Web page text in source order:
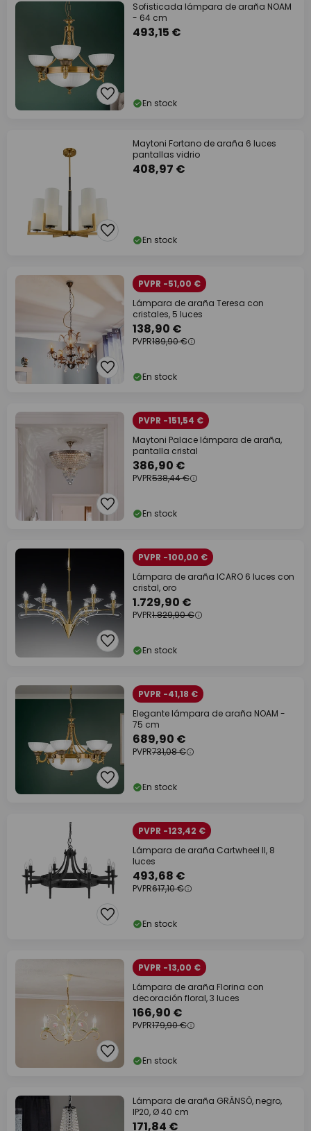
Sofisticada lámpara de araña NOAM
- 64 cm
493,15 €
En stock
Maytoni Fortano de araña 6 luces
pantallas vidrio
408,97 €
En stock
PVPR -51,00 €
Lámpara de araña Teresa con
cristales, 5 luces
138,90 €
PVPR189,90 €
En stock
PVPR -151,54 €
Maytoni Palace lámpara de araña,
pantalla cristal
386,90 €
PVPR538,44 €
En stock
PVPR -100,00 €
Lámpara de araña ICARO 6 luces con
cristal, oro
1.729,90 €
PVPR1.829,90 €
En stock
PVPR -41,18 €
Elegante lámpara de araña NOAM -
75 cm
689,90 €
PVPR731,08 €
En stock
PVPR -123,42 €
Lámpara de araña Cartwheel II, 8
luces
493,68 €
PVPR617,10 €
En stock
PVPR -13,00 €
Lámpara de araña Florina con
decoración floral, 3 luces
166,90 €
PVPR179,90 €
En stock
Lámpara de araña GRÄNSÖ, negro,
IP20, Ø 40 cm
171,84 €